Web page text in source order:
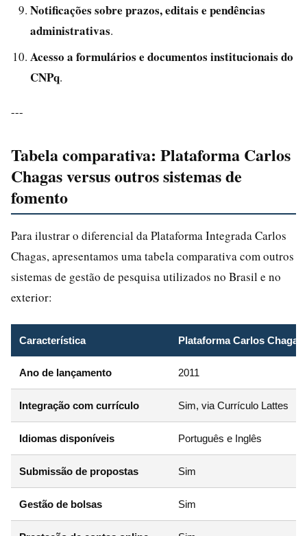
Notificações sobre prazos, editais e pendências
administrativas.
Acesso a formulários e documentos institucionais do
CNPq.
---
Tabela comparativa: Plataforma Carlos
Chagas versus outros sistemas de
fomento
Para ilustrar o diferencial da Plataforma Integrada Carlos
Chagas, apresentamos uma tabela comparativa com outros
sistemas de gestão de pesquisa utilizados no Brasil e no
exterior:
Característica Plataforma Carlos Chagas
Ano de lançamento 2011
Integração com currículo Sim, via Currículo Lattes
Idiomas disponíveis Português e Inglês
Submissão de propostas Sim
Gestão de bolsas Sim